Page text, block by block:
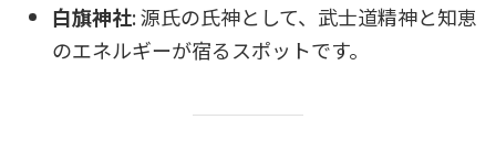
白旗神社: 源氏の氏神として、武士道精神と知恵
のエネルギーが宿るスポットです。